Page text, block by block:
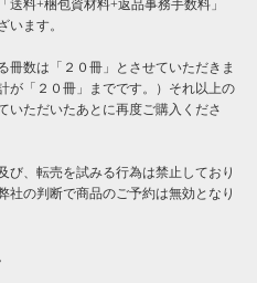
料+梱包資材料+返品事務手数料」
います。
数は「２０冊」とさせていただきま
が「２０冊」までです。）それ以上の
いただいたあとに再度ご購入くださ
、転売を試みる行為は禁止しており
社の判断で商品のご予約は無効となり